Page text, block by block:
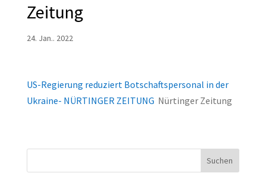
Zeitung
24. Jan.. 2022
US-Regierung reduziert Botschaftspersonal in der
Ukraine- NÜRTINGER ZEITUNG Nürtinger Zeitung
Suchen